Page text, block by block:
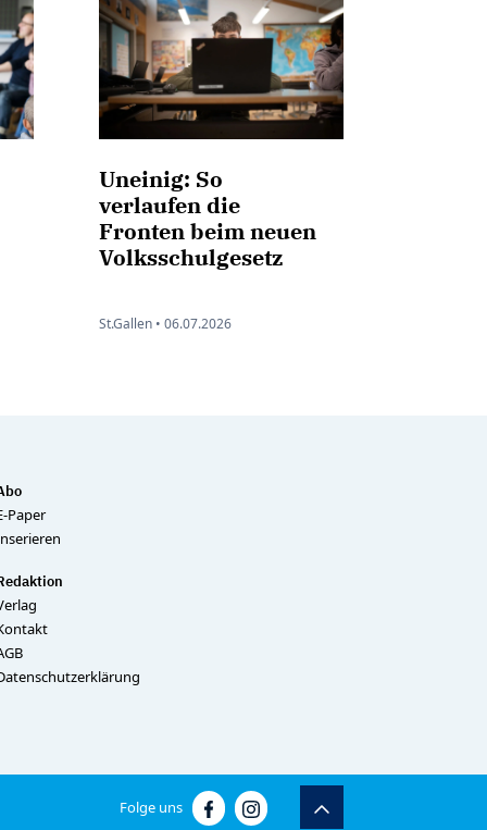
Uneinig: So
verlaufen die
Fronten beim neuen
Volksschulgesetz
St.Gallen • 06.07.2026
Paper
Folge uns